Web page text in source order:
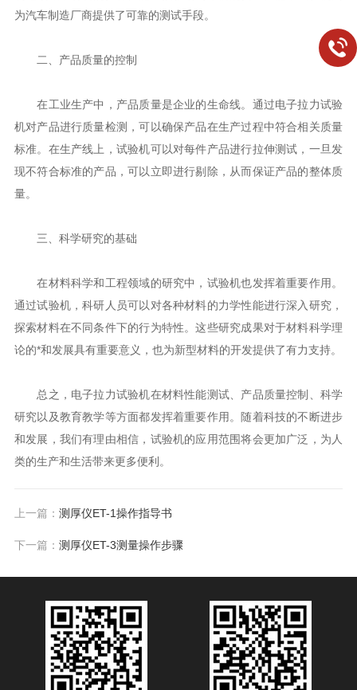
为汽车制造厂商提供了可靠的测试手段。
二、产品质量的控制
在工业生产中，产品质量是企业的生命线。通过电子拉力试验
机对产品进行质量检测，可以确保产品在生产过程中符合相关质量
标准。在生产线上，试验机可以对每件产品进行拉伸测试，一旦发
现不符合标准的产品，可以立即进行剔除，从而保证产品的整体质
量。
三、科学研究的基础
在材料科学和工程领域的研究中，试验机也发挥着重要作用。
通过试验机，科研人员可以对各种材料的力学性能进行深入研究，
探索材料在不同条件下的行为特性。这些研究成果对于材料科学理
论的*和发展具有重要意义，也为新型材料的开发提供了有力支持。
总之，电子拉力试验机在材料性能测试、产品质量控制、科学
研究以及教育教学等方面都发挥着重要作用。随着科技的不断进步
和发展，我们有理由相信，试验机的应用范围将会更加广泛，为人
类的生产和生活带来更多便利。
上一篇： 测厚仪ET-1操作指导书
下一篇： 测厚仪ET-3测量操作步骤